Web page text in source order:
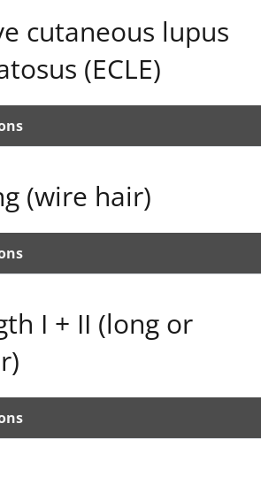
cutaneous lupus
(ECLE)
(wire hair)
I + II (long or